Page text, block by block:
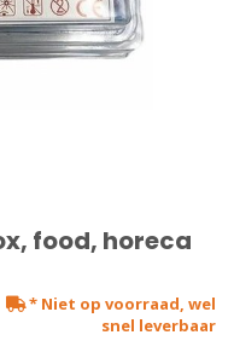
food, horeca
* Niet op voorraad, wel
snel leverbaar